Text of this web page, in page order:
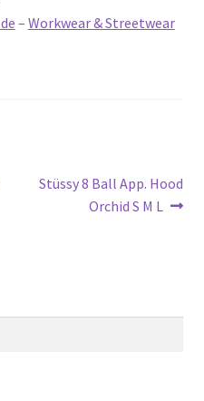
– Workwear & Streetwear
Nächster
Stüssy 8 Ball App. Hood
Orchid S M L